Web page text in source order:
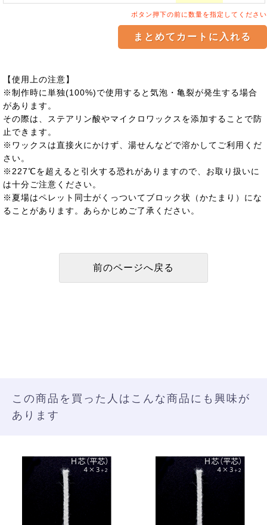
ボタン押下の前に数量を指定してください
【使用上の注意】
※制作時に単独(100%)で使用すると気泡・亀裂が発生する場合
があります。
その際は、ステアリン酸やマイクロワックスを添加することで防
止できます。
※ワックスは直接火にかけず、湯せんなどで溶かしてご利用くだ
さい。
※227℃を超えると引火する恐れがありますので、お取り扱いに
は十分ご注意ください。
※夏場はペレット同士がくっついてブロック状（かたまり）にな
ることがあります。あらかじめご了承ください。
この商品を買った人はこんな商品にも興味が
あります